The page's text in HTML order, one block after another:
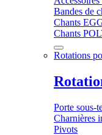
Bandes de
Chants
Chants
Rotations
Porte sous-
Charnières
Pivots